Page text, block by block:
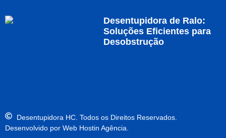
Desentupidora de Ralo:
Soluções Eficientes para
Desobstrução
Desentupidora HC. Todos os Direitos Reservados.
Desenvolvido por Web Hostin Agência.